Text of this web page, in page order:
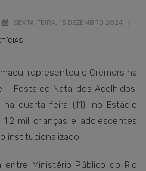
SEXTA-FEIRA, 13 DEZEMBRO 2024 /
representou o Cremers na
– Festa de Natal dos Acolhidos.
quarta-feira (11), no Estádio
mil crianças e adolescentes
institucionalizado.
entre Ministério Público do Rio